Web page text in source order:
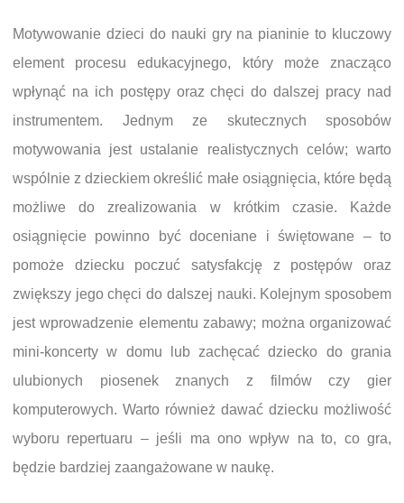
Motywowanie dzieci do nauki gry na pianinie to kluczowy
element procesu edukacyjnego, który może znacząco
wpłynąć na ich postępy oraz chęci do dalszej pracy nad
instrumentem. Jednym ze skutecznych sposobów
motywowania jest ustalanie realistycznych celów; warto
wspólnie z dzieckiem określić małe osiągnięcia, które będą
możliwe do zrealizowania w krótkim czasie. Każde
osiągnięcie powinno być doceniane i świętowane – to
pomoże dziecku poczuć satysfakcję z postępów oraz
zwiększy jego chęci do dalszej nauki. Kolejnym sposobem
jest wprowadzenie elementu zabawy; można organizować
mini-koncerty w domu lub zachęcać dziecko do grania
ulubionych piosenek znanych z filmów czy gier
komputerowych. Warto również dawać dziecku możliwość
wyboru repertuaru – jeśli ma ono wpływ na to, co gra,
będzie bardziej zaangażowane w naukę.